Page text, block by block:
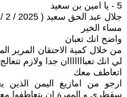
5 - يا امين بن سعيد
جلال عبد الحق سعيد ( 2025 / 2 / 28 - 23:31 )
مساء الخير
واضح انك تعبان
من خلال كمية الاحتقان المرير
لي انك تعبااااااان جدا ولازم تتعالج
اتعاطف معك
ارجو من امازيغ اليمن
سقطرى و المهرة ان يتعاطفوا